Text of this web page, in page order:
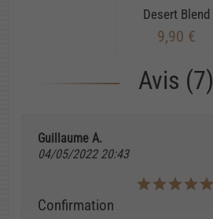
Desert Blend
9,90 €
Avis (7)
Guillaume A.
04/05/2022 20:43
Confirmation